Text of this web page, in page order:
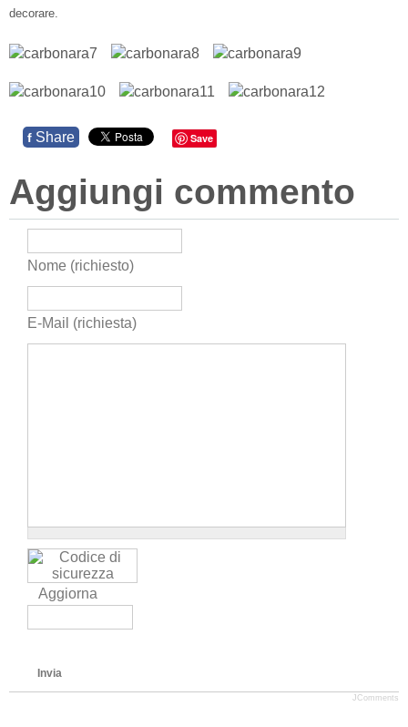
decorare.
f Share Save
Aggiungi commento
Nome (richiesto)
E-Mail (richiesta)
Aggiorna
Invia
JComments